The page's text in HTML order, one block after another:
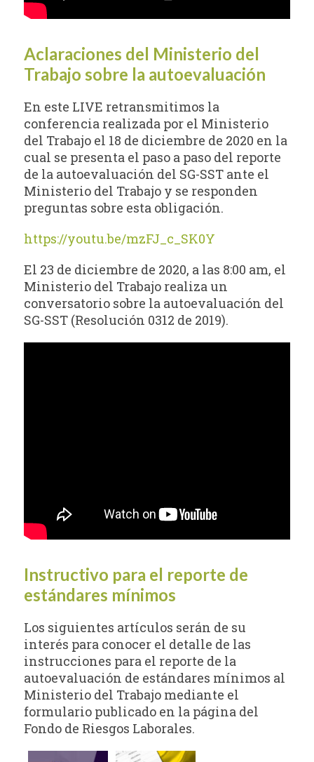
Aclaraciones del Ministerio del
Trabajo sobre la autoevaluación
En este LIVE retransmitimos la
conferencia realizada por el Ministerio
del Trabajo el 18 de diciembre de 2020 en la
cual se presenta el paso a paso del reporte
de la autoevaluación del SG-SST ante el
Ministerio del Trabajo y se responden
preguntas sobre esta obligación.
https://youtu.be/mzFJ_c_SK0Y
El 23 de diciembre de 2020, a las 8:00 am, el
Ministerio del Trabajo realiza un
conversatorio sobre la autoevaluación del
SG-SST (Resolución 0312 de 2019).
Instructivo para el reporte de
estándares mínimos
Los siguientes artículos serán de su
interés para conocer el detalle de las
instrucciones para el reporte de la
autoevaluación de estándares mínimos al
Ministerio del Trabajo mediante el
formulario publicado en la página del
Fondo de Riesgos Laborales.